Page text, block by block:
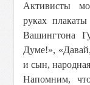
Активисты
руках
Вашингтона
Думе!»,
и сын,
Напомним,